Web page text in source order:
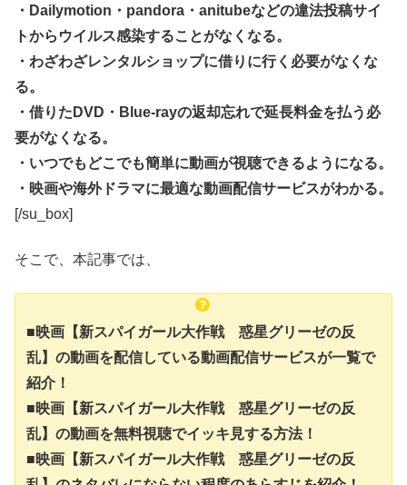
・Dailymotion・pandora・anitubeなどの違法投稿サイ
トからウイルス感染することがなくなる。
・わざわざレンタルショップに借りに行く必要がなくな
る。
・借りたDVD・Blue-rayの返却忘れで延長料金を払う必
要がなくなる。
・いつでもどこでも簡単に動画が視聴できるようになる。
・映画や海外ドラマに最適な動画配信サービスがわかる。
[/su_box]
そこで、本記事では、
■映画【新スパイガール大作戦 惑星グリーゼの反
乱】の動画を配信している動画配信サービスが一覧で
紹介！
■映画【新スパイガール大作戦 惑星グリーゼの反
乱】の動画を無料視聴でイッキ見する方法！
■映画【新スパイガール大作戦 惑星グリーゼの反